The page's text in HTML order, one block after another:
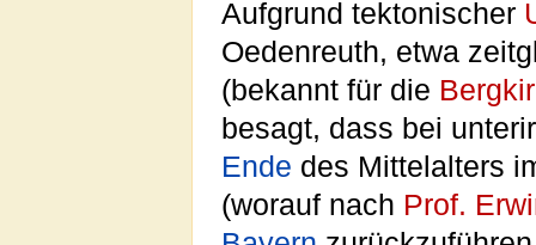
Aufgrund tektonischer
Oedenreuth, etwa
(bekannt für die
besagt, dass bei
Ende des Mittelalters
(worauf nach Prof.